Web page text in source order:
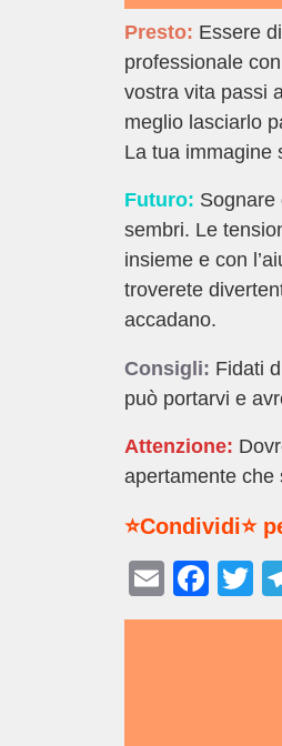
Presto: Essere
professionale
vostra vita passi
meglio lasciarlo
La tua immagine
Futuro: Sognare
sembri. Le
insieme e con
troverete
accadano.
Consigli: Fidati
può portarvi e
Attenzione:
apertamente che
⭐Condividi⭐
E
m
F
a
T